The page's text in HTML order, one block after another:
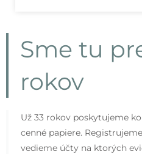
Sme tu
rokov
Už 33 rokov poskytujeme
cenné papiere.
vedieme účty na ktorých